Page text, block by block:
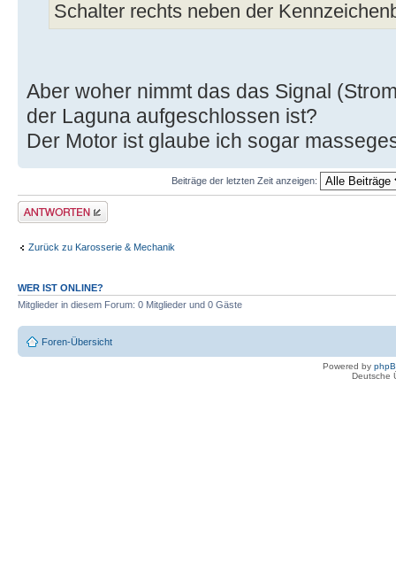
Schalter rechts neben der
Aber woher nimmt das das Signal
der Laguna aufgeschlossen ist?
Der Motor ist glaube ich sogar
Beiträge der letzten Zeit anzeigen:
Antwort erstellen
Zurück zu Karosserie & Mechanik
WER IST ONLINE?
Mitglieder in diesem Forum: 0 Mitglieder und 0 Gäste
Foren-Übersicht
Powered by
Deutsche